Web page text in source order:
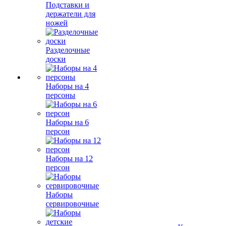
Подставки и
держатели для
ножей
Разделочные
доски
Наборы на 4
персоны
Наборы на 6
персон
Наборы на 12
персон
Наборы
сервировочные